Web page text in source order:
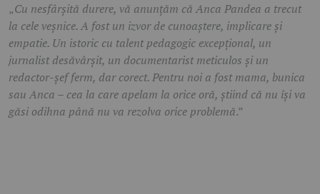
„Cu nesfârșită durere, vă anunțăm că Anca Pandea a trecut
la cele veșnice. A fost un izvor de cunoaștere, implicare și
empatie. Un istoric cu talent pedagogic excepțional, un
jurnalist desăvârșit, un documentarist meticulos și un
redactor-șef ferm, dar corect. Pentru noi a fost mama, bunica
sau Anca – cea la care apelam la orice oră, știind că nu își va
găsi odihna până nu va rezolva orice problemă.”